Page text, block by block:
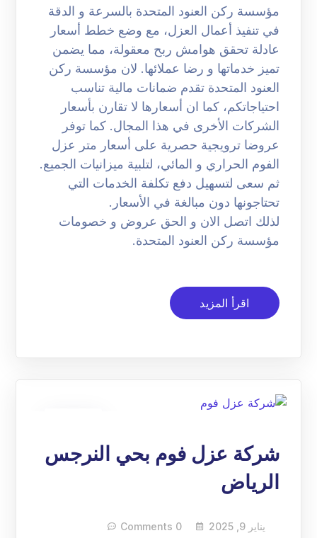
مؤسسة ركن العنود المتحدة بالسرعة و الدقة
في تنفيذ أعمال العزل، مع وضع خطط أسعار
عادلة تحقق هوامش ربح معقولة، مما يضمن
تميز خدماتها و رضا عملائها. لان مؤسسة ركن
العنود المتحدة تقدم ضمانات مالية تناسب
احتياجاتكم، كما ان أسعارها لا تقارن بأسعار
الشركات الأخرى في هذا المجال. كما توفر
عروضا ترويجية حصرية على أسعار متر عزل
الفوم الحراري و المائي، لتلبية ميزانيات الجميع.
ثم سعى لتسهيل دفع تكلفة الخدمات التي
تحتاجونها دون مبالغة في الأسعار.
لذلك اتصل الان و الحق عروض و خصومات
مؤسسة ركن العنود المتحدة.
اقرأ المزيد
شركة عزل فوم بحي النرجس
الرياض
يناير 9, 2025 0 Comments